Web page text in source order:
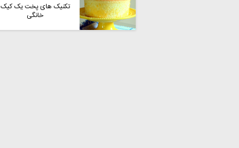
تکنیک های پخت یک کیک
خانگی